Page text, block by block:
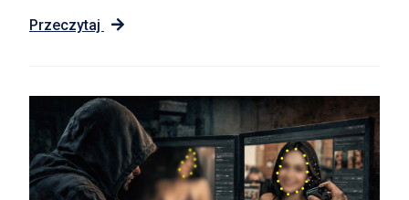
Przeczytaj